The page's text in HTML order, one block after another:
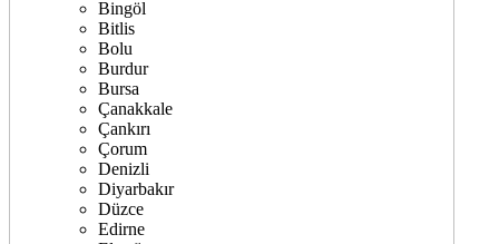
Bingöl
Bitlis
Bolu
Burdur
Bursa
Çanakkale
Çankırı
Çorum
Denizli
Diyarbakır
Düzce
Edirne